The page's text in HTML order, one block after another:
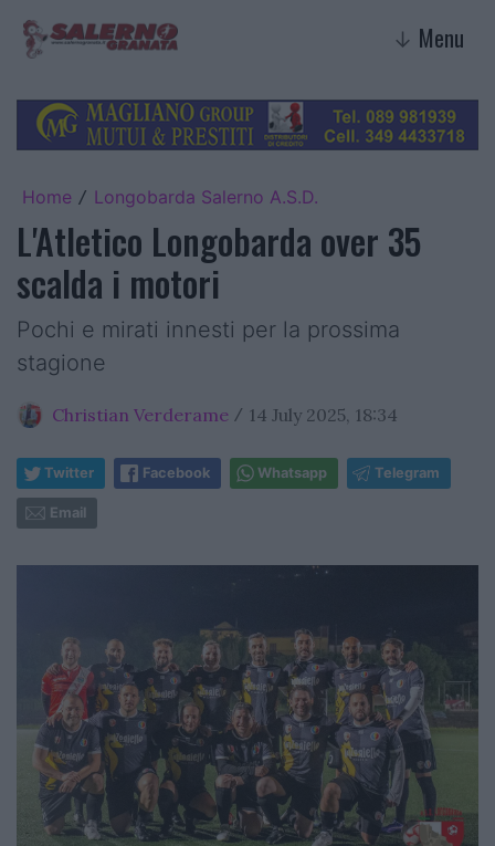
↓ Menu
Home / Longobarda Salerno A.S.D.
L'Atletico Longobarda over 35
scalda i motori
Pochi e mirati innesti per la prossima
stagione
Christian Verderame / 14 July 2025, 18:34
Twitter Facebook Whatsapp Telegram
Email